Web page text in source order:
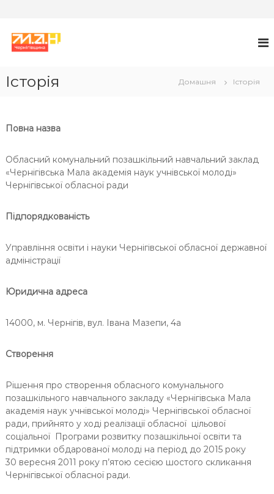
Е
М
І
Н
У
Ч
О
Ї
М
О
Л
О
Д
Історія Домашня Історія
Повна назва
Обласний комунальний позашкільний навчальний заклад
«Чернігівська Мала академія наук учнівської молоді»
Чернігівської обласної ради
Підпорядкованість
Управління освіти і науки Чернігівської обласної державної
адміністрації
Юридична адреса
14000, м. Чернігів, вул. Івана Мазепи, 4а
Створення
Рішення про створення обласного комунального
позашкільного навчального закладу «Чернігівська Мала
академія наук учнівської молоді» Чернігівської обласної
ради, прийнято у ході реалізації обласної цільової
соціальної Програми розвитку позашкільної освіти та
підтримки обдарованої молоді на період до 2015 року
30 вересня 2011 року п’ятою сесією шостого скликання
Чернігівської обласної ради.